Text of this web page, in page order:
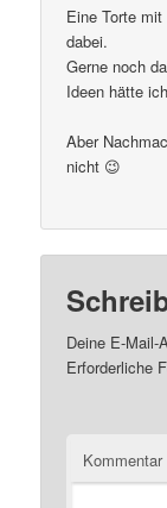
Eine Torte
dabei.
Gerne noch
Ideen hätte
Aber
nicht 😉
Deine E-Mail-
Erforderliche
Kommentar